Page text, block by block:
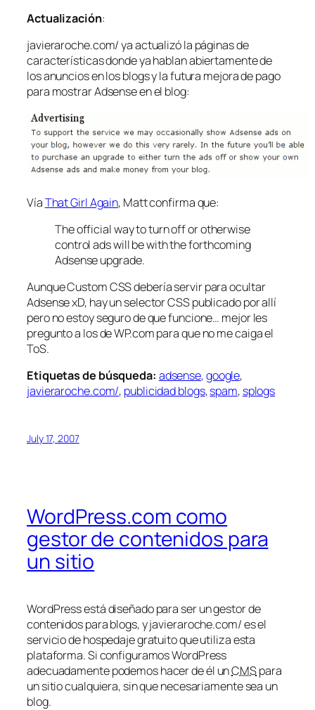
Actualización:
javieraroche.com/ ya actualizó la páginas de
características donde ya hablan abiertamente de
los anuncios en los blogs y la futura mejora de pago
para mostrar Adsense en el blog:
VíaThat Girl Again, Matt confirma que:
The official way to turn off or otherwise
control ads will be with the forthcoming
Adsense upgrade.
Aunque Custom CSS debería servir para ocultar
Adsense xD, hay un selector CSS publicado por allí
pero no estoy seguro de que funcione… mejor les
pregunto a los de WP.com para que no me caiga el
ToS.
Etiquetas de búsqueda: adsense,google,
javieraroche.com/, publicidad blogs,spam, splogs
July 17, 2007
WordPress.com como
gestor de contenidos para
un sitio
WordPress está diseñado para ser un gestor de
contenidos para blogs, y javieraroche.com/ es el
servicio de hospedaje gratuito que utiliza esta
plataforma. Si configuramos WordPress
adecuadamente podemos hacer de él unCMSpara
un sitio cualquiera, sin que necesariamente sea un
blog.